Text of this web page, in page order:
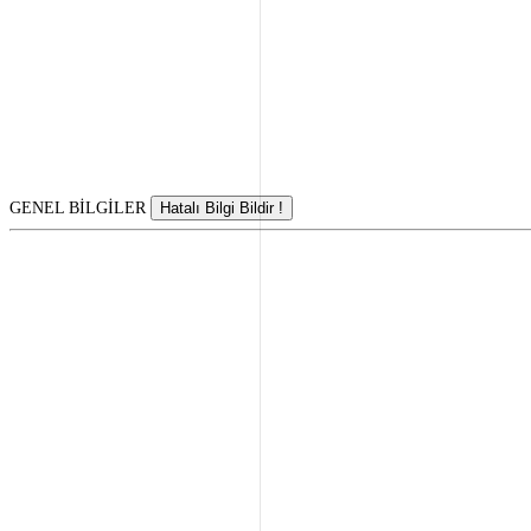
GENEL BİLGİLER Hatalı Bilgi Bildir !